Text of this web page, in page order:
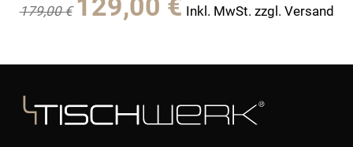
179,00€
Preis
Preis
Inkl. MwSt. zzgl. Versand